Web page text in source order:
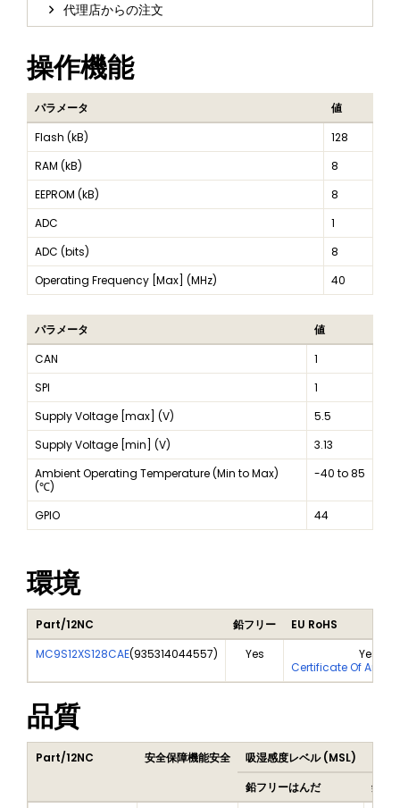
代理店からの注文
操作機能
パラメータ
値
Flash (kB)
128
RAM (kB)
8
EEPROM (kB)
8
ADC
1
ADC (bits)
8
Operating Frequency [Max] (MHz)
40
パラメータ
値
CAN
1
SPI
1
Supply Voltage [max] (V)
5.5
Supply Voltage [min] (V)
3.13
Ambient Operating Temperature (Min to Max)
(℃)
-40 to 85
GPIO 44
環境
Part/12NC 鉛フリー
EU RoHS
MC9S12XS128CAE(935314044557) Yes
Yes
Certificate Of
品質
Part/12NC 安全保障機能安全 吸湿感度レベル (MSL)
鉛フリーはんだ
鉛フ